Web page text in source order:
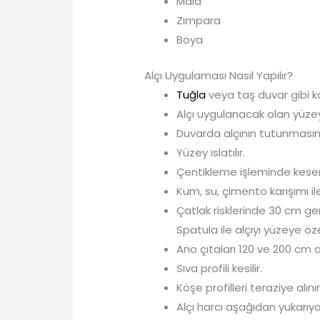
Zımpara
Boya
Alçı Uygulaması Nasıl Yapılır?
Tuğlaveya taş duvar gibi
Alçı uygulanacak olan
Duvarda alçının
Yüzey ıslatılır.
Çentikleme işleminde keser
Kum, su, çimento karışımı
Çatlak risklerinde 30 cm
Spatula ile alçıyı yüzeye
Ano çıtaları 120 ve 200 cm
Sıva profili kesilir.
Köşe profilleri teraziye
Alçı harcı aşağıdan